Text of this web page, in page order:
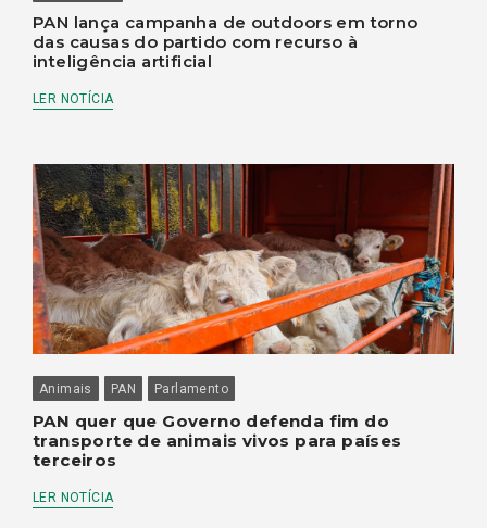
PAN lança campanha de outdoors em torno
das causas do partido com recurso à
inteligência artificial
LER NOTÍCIA
Animais PAN Parlamento
PAN quer que Governo defenda fim do
transporte de animais vivos para países
terceiros
LER NOTÍCIA